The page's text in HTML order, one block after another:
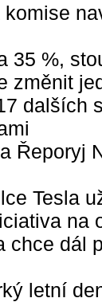
komise
35 %,
změnit
dalších
Řeporyj
Tesla
na
chce dál
letní